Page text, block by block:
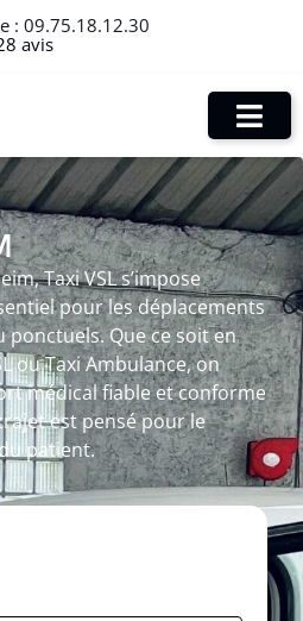
: 09.75.18.12.30
avis
Taxi VSL s’impose
pour les déplacements
Que ce soit en
ou Taxi Ambulance, on
médical fiable et conforme
est pensé pour le
patient.
*
C